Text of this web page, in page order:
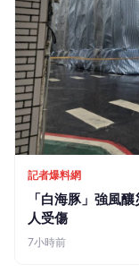
記者爆料網
「白海豚」強風
人受傷
7小時前